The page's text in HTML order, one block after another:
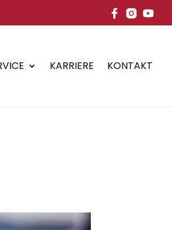
KARRIERE KONTAKT